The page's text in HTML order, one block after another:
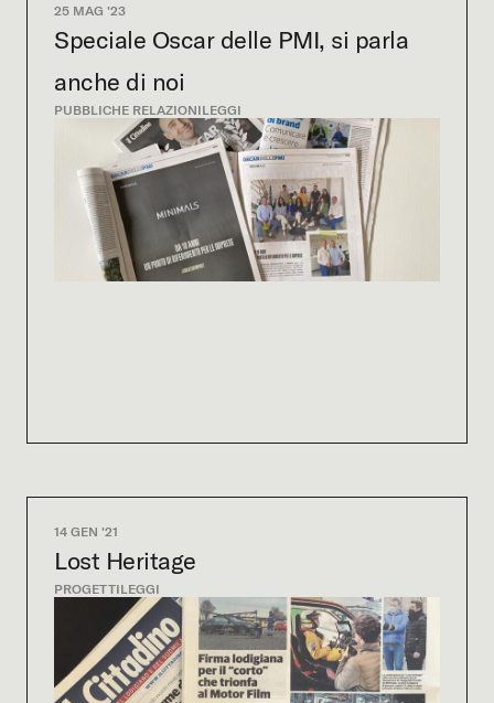
25 MAG '23
Speciale Oscar delle PMI, si parla
anche di noi
PUBBLICHE RELAZIONILEGGI
14 GEN '21
Lost Heritage
PROGETTILEGGI